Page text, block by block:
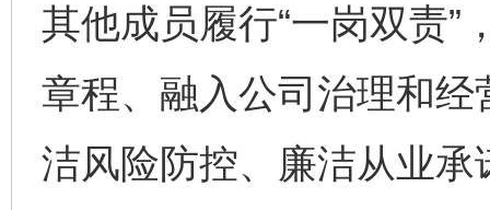
其他成员履行“一岗双责”
章程、融入公司治理和
洁风险防控、廉洁从业